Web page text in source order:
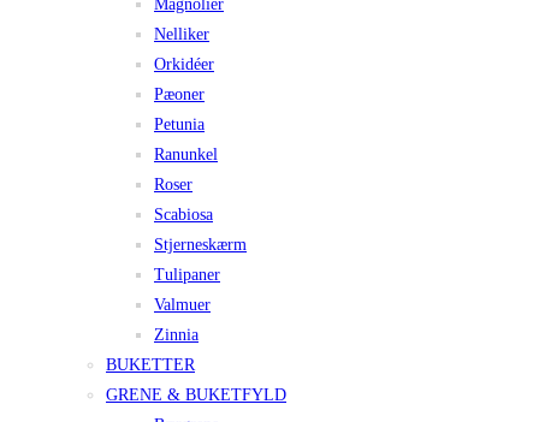
Magnolier
Nelliker
Orkidéer
Pæoner
Petunia
Ranunkel
Roser
Scabiosa
Stjerneskærm
Tulipaner
Valmuer
Zinnia
BUKETTER
GRENE & BUKETFYLD